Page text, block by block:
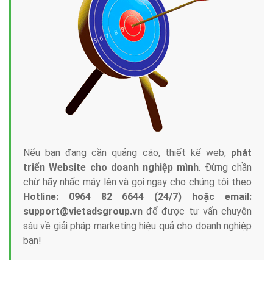
Nếu bạn đang cần quảng cáo, thiết kế web, phát
triển Website cho doanh nghiệp mình. Đừng chần
chừ hãy nhấc máy lên và gọi ngay cho chúng tôi theo
Hotline: 0964 82 6644 (24/7) hoặc email:
support@vietadsgroup.vn để được tư vấn chuyên
sâu về giải pháp marketing hiệu quả cho doanh nghiệp
bạn!